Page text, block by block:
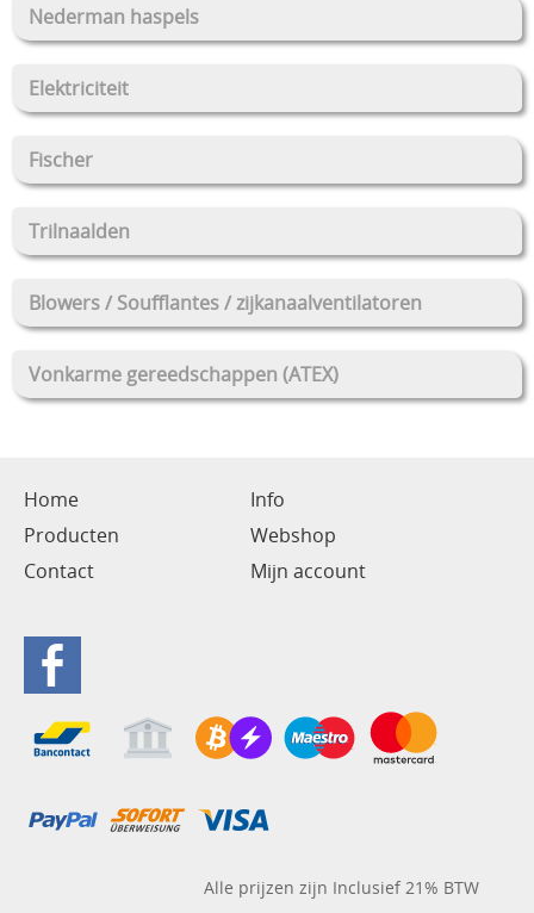
Nederman haspels
Elektriciteit
Fischer
Trilnaalden
Blowers / Soufflantes / zijkanaalventilatoren
Vonkarme gereedschappen (ATEX)
Home
Info
Producten
Webshop
Contact
Mijn account
Alle prijzen zijn Inclusief 21% BTW